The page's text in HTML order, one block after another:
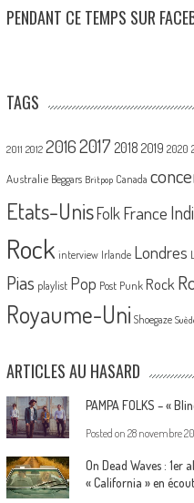
PENDANT CE TEMPS SUR
TAGS
2011 2012 20162017 2018 2019 2020
Australie Beggars Britpop Canada
Etats-UnisFolk France
Rock interview Irlande Londres
Pias playlist Pop Post Punk Rock
Royaume-Uni Shoegaze
ARTICLES AU HASARD
PAMPA FOLKS – «
Posted on 28 novembre
On Dead Waves :
« California » en